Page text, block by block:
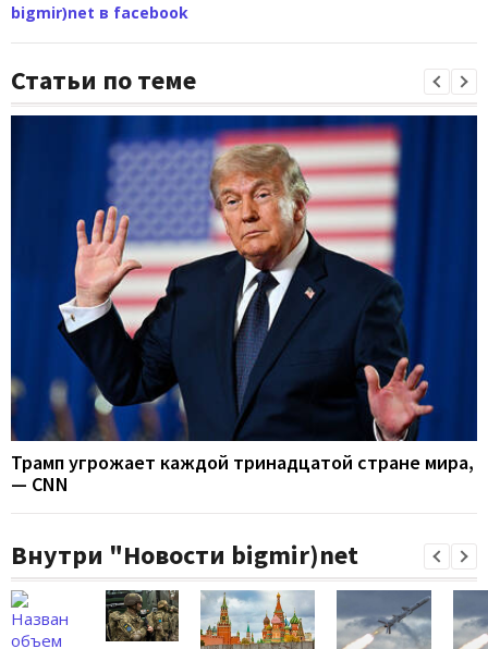
bigmir)net в facebook
Статьи по теме
Трамп угрожает каждой тринадцатой стране мира,
— CNN
Внутри "Новости bigmir)net